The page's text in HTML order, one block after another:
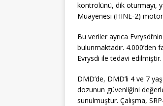
kontrolünü, dik oturmayı,
Muayenesi (HINE-2)
Bu veriler ayrıca
bulunmaktadır. 4.000’den
Evrysdi ile tedavi edilmiştir.
DMD’de, DMD’li 4 ve 7
dozunun güvenliğini
sunulmuştur. Çalışma,